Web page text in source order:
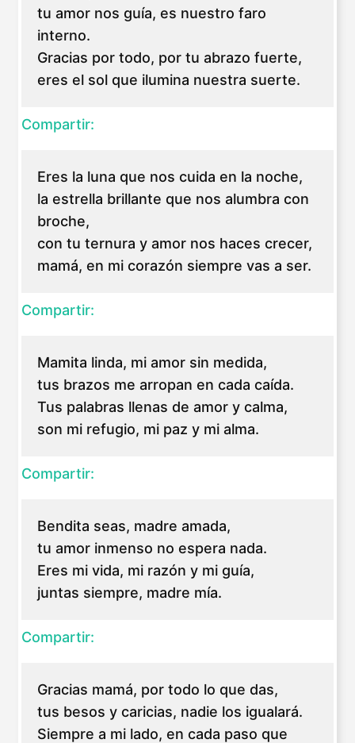
tu amor nos guía, es nuestro faro
interno.
Gracias por todo, por tu abrazo fuerte,
eres el sol que ilumina nuestra suerte.
Compartir:
Eres la luna que nos cuida en la noche,
la estrella brillante que nos alumbra con
broche,
con tu ternura y amor nos haces crecer,
mamá, en mi corazón siempre vas a ser.
Compartir:
Mamita linda, mi amor sin medida,
tus brazos me arropan en cada caída.
Tus palabras llenas de amor y calma,
son mi refugio, mi paz y mi alma.
Compartir:
Bendita seas, madre amada,
tu amor inmenso no espera nada.
Eres mi vida, mi razón y mi guía,
juntas siempre, madre mía.
Compartir:
Gracias mamá, por todo lo que das,
tus besos y caricias, nadie los igualará.
Siempre a mi lado, en cada paso que